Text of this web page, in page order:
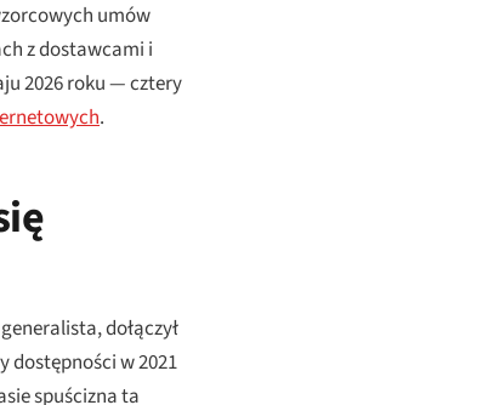
umów
z dostawcami i
2026 roku — cztery
.
dołączył
dostępności w 2021
spuścizna ta